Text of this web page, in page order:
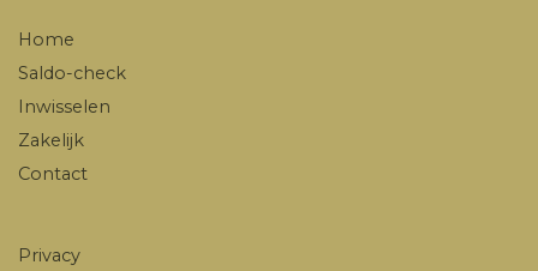
Home
Saldo-check
Inwisselen
Zakelijk
Contact
Privacy